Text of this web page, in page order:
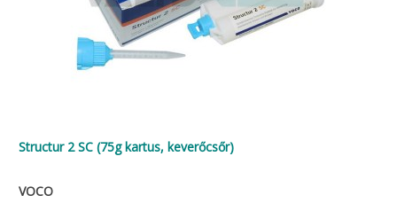
Structur 2 SC (75g kartus, keverőcsőr)
VOCO